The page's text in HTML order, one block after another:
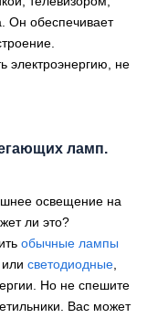
Он обеспечивает
электроэнергию, не
ламп.
освещение на
ли это?
обычные лампы
или светодиодные
Но не спешите
Вас может